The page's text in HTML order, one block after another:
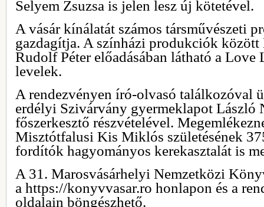
Selyem Zsuzsa is jelen lesz új kötetével.
A vásár kínálatát számos társművészeti
gazdagítja. A színházi produkciók között
Rudolf Péter előadásában látható a Love
levelek.
A rendezvényen író-olvasó találkozóval
erdélyi Szivárvány gyermeklapot László
főszerkesztő részvételével.
Misztótfalusi Kis Miklós születésének
fordítók hagyományos kerekasztalát is
A 31. Marosvásárhelyi Nemzetközi
a https://konyvvasar.ro honlapon és a
oldalain böngészhető.